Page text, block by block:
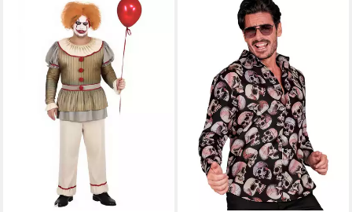
Kostüm Gruseliges Horror-
Clown-Kostüm für Herren
gold-grau-beige
27,49 €
lieferbar - in 2-3 Werktagen bei dir